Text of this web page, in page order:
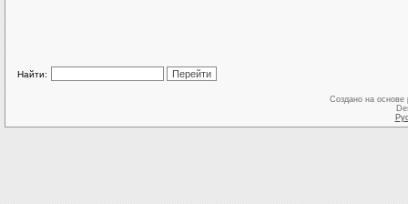
Найти:
Создано на основе